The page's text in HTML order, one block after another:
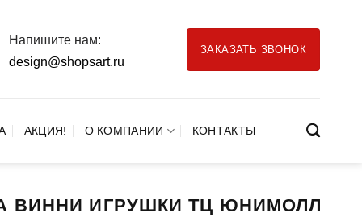
Напишите нам:
design@shopsart.ru
ЗАКАЗАТЬ ЗВОНОК
АКЦИЯ! О КОМПАНИИ КОНТАКТЫ
ВИННИ ИГРУШКИ ТЦ ЮНИМОЛЛ